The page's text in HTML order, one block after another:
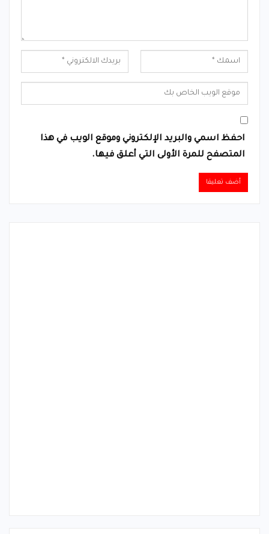
احفظ اسمي والبريد الإلكتروني وموقع الويب في هذا
المتصفح للمرة الأولى التي أعلق فيها.